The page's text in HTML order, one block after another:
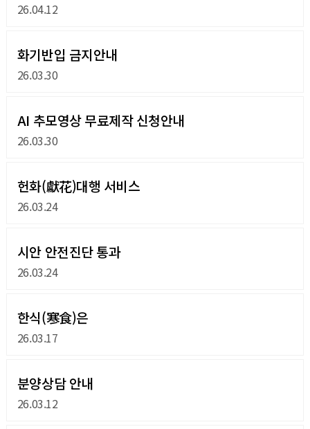
26.04.12
화기반입 금지안내
26.03.30
AI 추모영상 무료제작 신청안내
26.03.30
헌화(獻花)대행 서비스
26.03.24
시안 안전진단 통과
26.03.24
한식(寒食)은
26.03.17
분양상담 안내
26.03.12